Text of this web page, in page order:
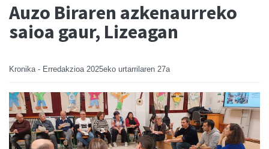
Auzo Biraren azkenaurreko
saioa gaur, Lizeagan
Kronika - Erredakzioa 2025eko urtarrilaren 27a